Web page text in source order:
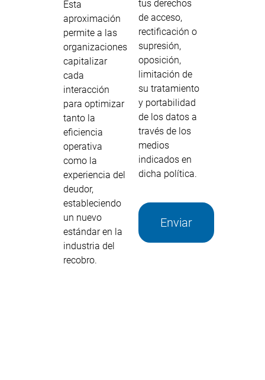
Esta
aproximación
permite a las
organizaciones
capitalizar
cada
interacción
para optimizar
tanto la
eficiencia
operativa
como la
experiencia del
deudor,
estableciendo
un nuevo
estándar en la
industria del
recobro.
tus derechos
de acceso,
rectificación o
supresión,
oposición,
limitación de
su tratamiento
y portabilidad
de los datos a
través de los
medios
indicados en
dicha política.
Enviar